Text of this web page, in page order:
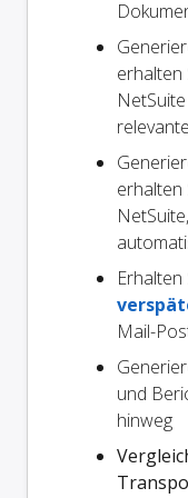
erhalten
erhalten
Mail-
und
hinweg